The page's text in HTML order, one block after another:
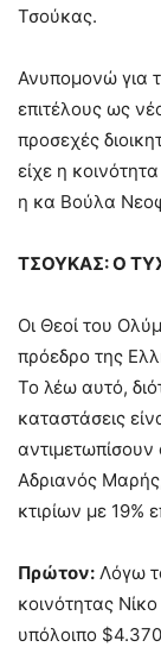
Τσούκας.
Ανυπομονώ για
επιτέλους ως
προσεχές
είχε η
η κα Βούλα
ΤΣΟΥΚΑΣ: Ο
Οι Θεοί του
πρόεδρο της
Το λέω αυτό,
καταστάσεις
Αδριανός
κτιρίων με 19%
Πρώτον: Λόγω
κοινότητας
υπόλοιπο